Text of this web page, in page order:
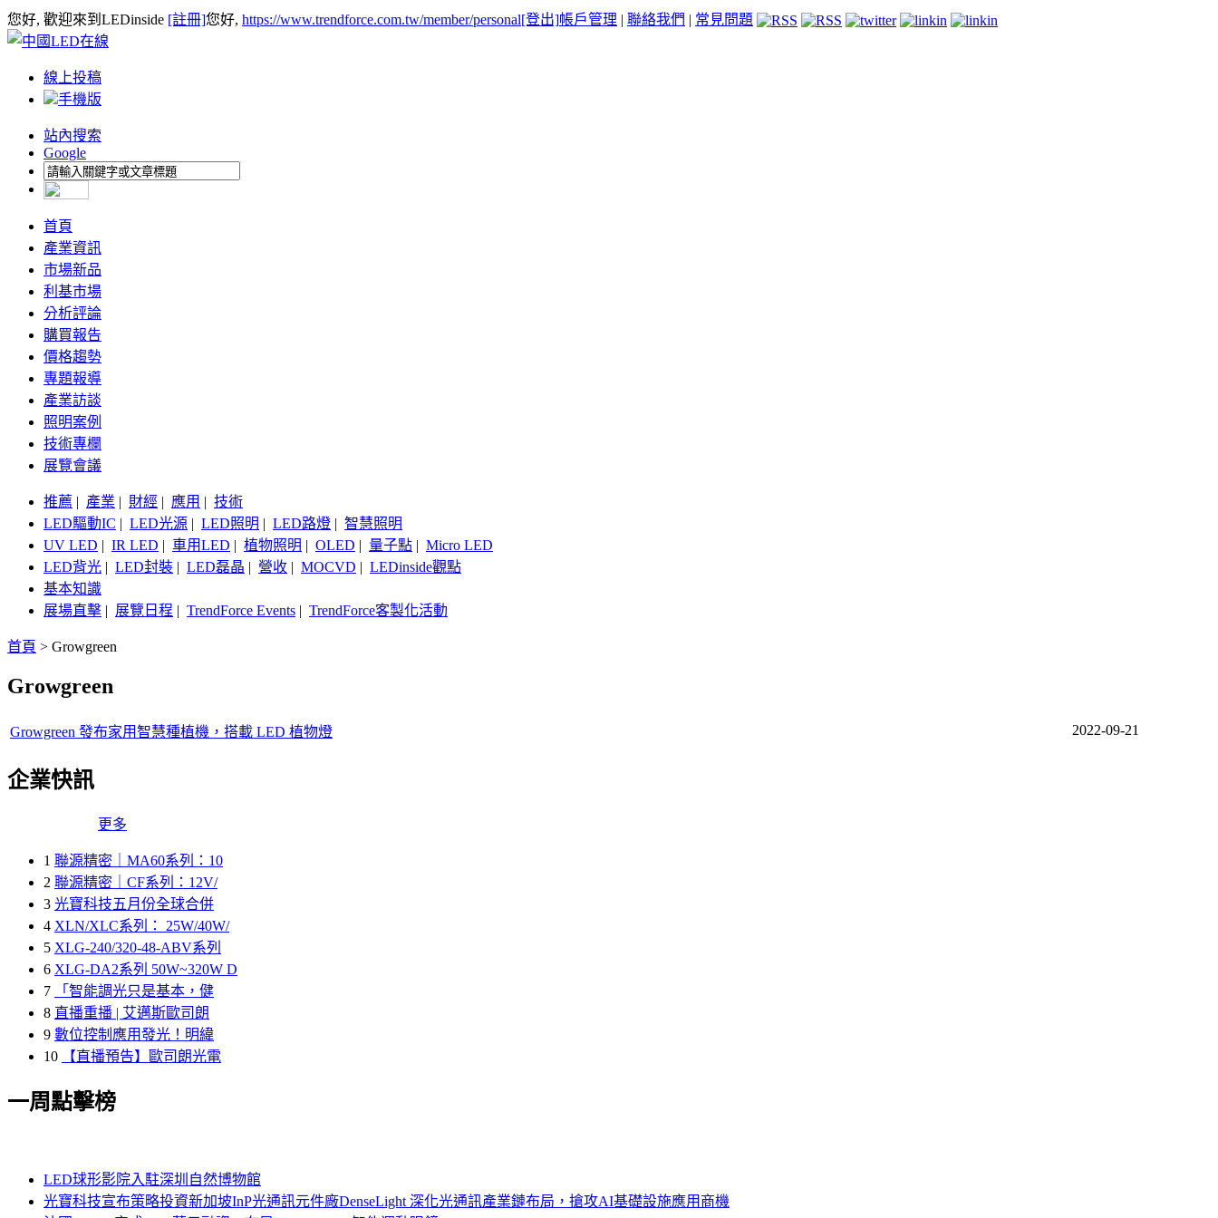
您好, 歡迎來到LEDinside [註冊]您好, https://www.trendforce.com.tw/member/personal[登出]帳戶管理 | 聯絡我們 | 常見問題
線上投稿
手機版
站內搜索
Google
首頁
產業資訊
市場新品
利基市場
分析評論
購買報告
價格趨勢
專題報導
產業訪談
照明案例
技術專欄
展覽會議
推薦 | 產業 | 財經 | 應用 | 技術
LED驅動IC | LED光源 | LED照明 | LED路燈 | 智慧照明
UV LED | IR LED | 車用LED | 植物照明 | OLED | 量子點 | Micro LED
LED背光 | LED封裝 | LED磊晶 | 營收 | MOCVD | LEDinside觀點
基本知識
展場直擊 | 展覽日程 | TrendForce Events | TrendForce客製化活動
首頁 > Growgreen
Growgreen
Growgreen 發布家用智慧種植機，搭載 LED 植物燈 2022-09-21
企業快訊
更多
1 聯源精密｜MA60系列：10
2 聯源精密｜CF系列：12V/
3 光寶科技五月份全球合併
4 XLN/XLC系列： 25W/40W/
5 XLG-240/320-48-ABV系列
6 XLG-DA2系列 50W~320W D
7
「智能調光只是基本，健
8 直播重播 | 艾邁斯歐司朗
9 數位控制應用發光！明緯
10
【直播預告】歐司朗光電
一周點擊榜
LED球形影院入駐深圳自然博物館
光寶科技宣布策略投資新加坡InP光通訊元件廠DenseLight 深化光通訊產業鏈布局，搶攻AI基礎設施應用商機